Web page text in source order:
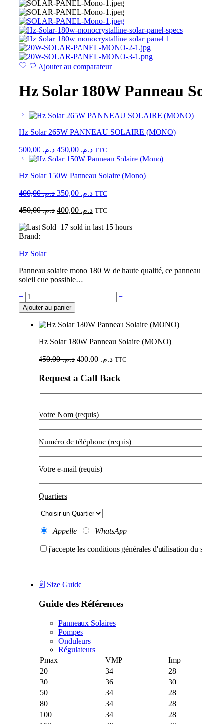
Ajouter au comparateur
Hz Solar 180W Panneau
Hz Solar 265W PANNEAU SOLAIRE (MONO)
د.م.500,00 د.م. TTC
Hz Solar 150W Panneau Solaire (Mono)
د.م.400,00 د.م. TTC
د.م.450,00 د.م. TTC
17 sold in last 15 hours
Brand:
Hz Solar
Panneau solaire mono 180 W de haute qualité, ce
soleil que possible…
+ −
Ajouter au panier
Hz Solar 180W Panneau Solaire (MONO)
د.م.450,00 د.م. TTC
Request a Call Back
Votre Nom (requis)
Numéro de téléphone (requis)
Votre e-mail (requis)
Quartiers
Appelle WhatsApp
j'accepte les conditions générales d'utilisation du
Size Guide
Guide des Références
Panneaux Solaires
Pompes
Onduleurs
Régulateurs
Pmax
VMP Imp
20
34 28
30
36 30
50
34 28
80
34 28
100
34 28